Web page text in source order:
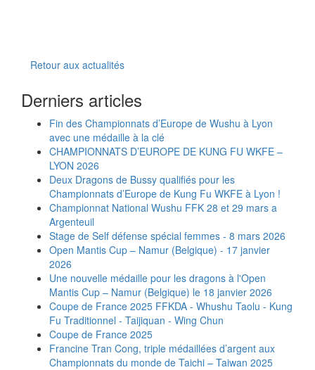
Retour aux actualités
Derniers articles
Fin des Championnats d’Europe de Wushu à Lyon
avec une médaille à la clé
CHAMPIONNATS D’EUROPE DE KUNG FU WKFE –
LYON 2026
Deux Dragons de Bussy qualifiés pour les
Championnats d’Europe de Kung Fu WKFE à Lyon !
Championnat National Wushu FFK 28 et 29 mars a
Argenteuil
Stage de Self défense spécial femmes - 8 mars 2026
Open Mantis Cup – Namur (Belgique) - 17 janvier
2026
Une nouvelle médaille pour les dragons à l'Open
Mantis Cup – Namur (Belgique) le 18 janvier 2026
Coupe de France 2025 FFKDA - Whushu Taolu - Kung
Fu Traditionnel - Taijiquan - Wing Chun
Coupe de France 2025
Francine Tran Cong, triple médaillées d’argent aux
Championnats du monde de Taichi – Taiwan 2025